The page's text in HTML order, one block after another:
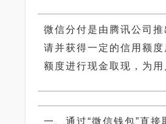
微信分付是由腾讯公司
请并获得一定的信用额
额度进行现金取现，为
一、通过“微信钱包”直